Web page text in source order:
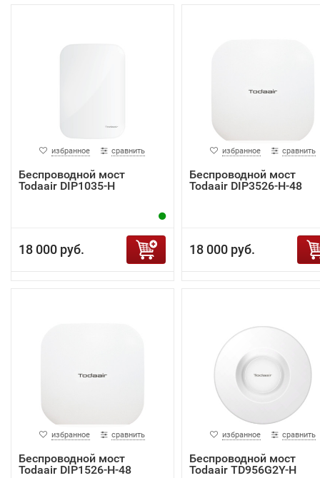
избранное сравнить
Беспроводной мост
Todaair DIP1035-H
18 000 руб.
избранное сравнить
Беспроводной мост
Todaair DIP3526-H-48
18 000 руб.
избранное сравнить
Беспроводной мост
Todaair DIP1526-H-48
избранное сравнить
Беспроводной мост
Todaair TD956G2Y-H